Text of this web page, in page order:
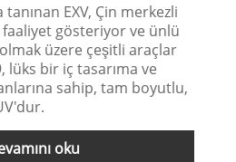
EXV, Çin merkezli
gösteriyor ve ünlü
üzere çeşitli araçlar
lüks bir iç tasarıma ve
sahip, tam boyutlu,
oku